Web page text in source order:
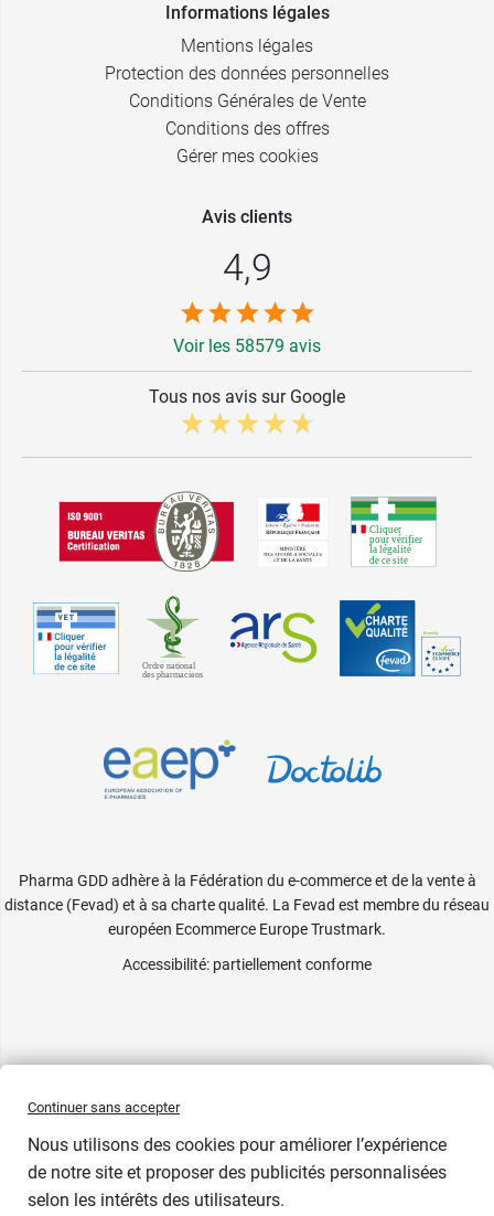
Informations légales
Mentions légales
Protection des données personnelles
Conditions Générales de Vente
Conditions des offres
Gérer mes cookies
Avis clients
4,9
Voir les 58579 avis
Tous nos avis sur Google
Pharma GDD adhère à la Fédération du e-commerce et de la vente à
distance (Fevad) et à sa charte qualité. La Fevad est membre du réseau
européen Ecommerce Europe Trustmark.
Accessibilité: partiellement conforme
Continuer sans accepter
Nous utilisons des cookies pour améliorer l’expérience
de notre site et proposer des publicités personnalisées
selon les intérêts des utilisateurs.